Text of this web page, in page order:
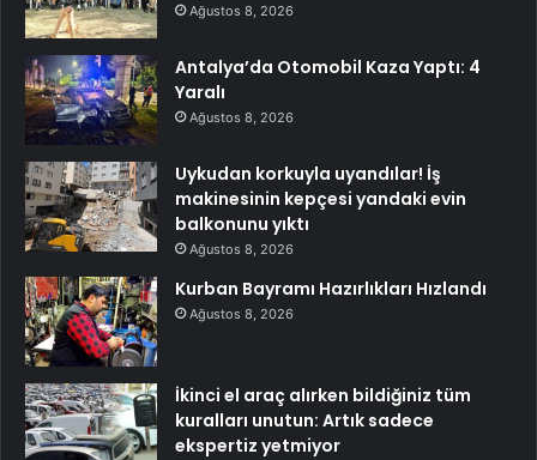
Ağustos 8, 2026
Antalya’da Otomobil Kaza Yaptı: 4
Yaralı
Ağustos 8, 2026
Uykudan korkuyla uyandılar! İş
makinesinin kepçesi yandaki evin
balkonunu yıktı
Ağustos 8, 2026
Kurban Bayramı Hazırlıkları Hızlandı
Ağustos 8, 2026
İkinci el araç alırken bildiğiniz tüm
kuralları unutun: Artık sadece
ekspertiz yetmiyor